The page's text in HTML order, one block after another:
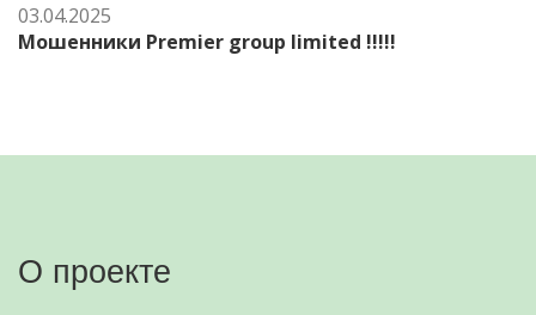
03.04.2025
Мошенники Premier group limited !!!!!
О проекте